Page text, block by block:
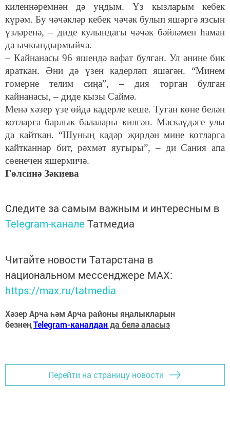
киленнәремнән дә уңдым. Үз кызларым кебек
күрәм. Бу чәчәкләр кебек чәчәк булып яшәргә язсын
үзләренә, – диде кулындагы чәчәк бәйләмен һаман
да ычкындырмыйча.
– Кайнанасы 96 яшендә вафат булган. Ул әнине бик
яраткан. Әни дә үзен кадерләп яшәгән. “Минем
гомерне телим сиңа”, – дия торган булган
кайнанасы, – диде кызы Саймә.
Менә хәзер үзе өйдә кадерле кеше. Туган көне белән
котларга барлык балалары килгән. Мәскәүдәге улы
да кайткан. “Шуның кадәр җирдән мине котларга
кайтканнар бит, рәхмәт яугыры”, – ди Сания апа
сөенечен яшермичә.
Гөлсинә Зәкиева
Следите за самым важным и интересным в
Telegram-канале Татмедиа
Читайте новости Татарстана в
национальном мессенджере MАХ:
https://max.ru/tatmedia
Хәзер Арча һәм Арча районы яңалыкларын
безнеңTelegram-каналданда белә аласыз
Перейти на страницу новости